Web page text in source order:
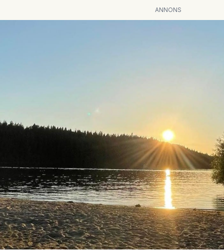
ANNONS